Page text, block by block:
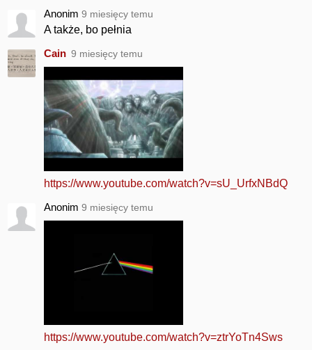
Anonim 9 miesięcy temu
A także, bo pełnia
Cain 9 miesięcy temu
https://www.youtube.com/watch?v=sU_UrfxNBdQ
Anonim 9 miesięcy temu
https://www.youtube.com/watch?v=ztrYoTn4Sws